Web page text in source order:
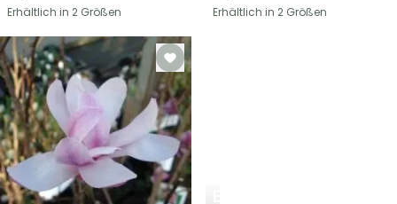
Erhältlich in 2 Größen
Erhältlich in 2 Größen